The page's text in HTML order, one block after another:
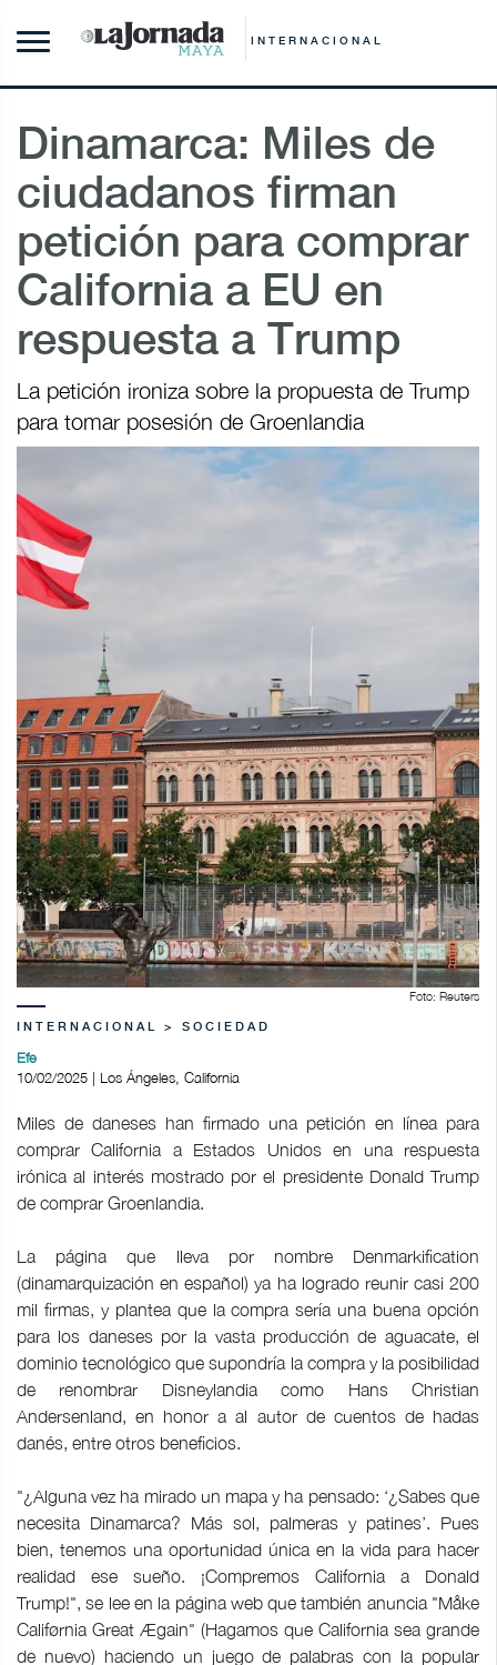
INTERNACIONAL
Dinamarca: Miles de
ciudadanos firman
petición para comprar
California a EU en
respuesta a Trump
La petición ironiza sobre la propuesta de Trump
para tomar posesión de Groenlandia
Foto: Reuters
INTERNACIONAL > SOCIEDAD
Efe
10/02/2025 | Los Ángeles, California
Miles de daneses han firmado una petición en línea para
comprar California a Estados Unidos en una respuesta
irónica al interés mostrado por el presidente Donald Trump
de comprar Groenlandia.
La página que lleva por nombre Denmarkification
(dinamarquización en español) ya ha logrado reunir casi 200
mil firmas, y plantea que la compra sería una buena opción
para los daneses por la vasta producción de aguacate, el
dominio tecnológico que supondría la compra y la posibilidad
de renombrar Disneylandia como Hans Christian
Andersenland, en honor a al autor de cuentos de hadas
danés, entre otros beneficios.
"¿Alguna vez ha mirado un mapa y ha pensado: ‘¿Sabes que
necesita Dinamarca? Más sol, palmeras y patines’. Pues
bien, tenemos una oportunidad única en la vida para hacer
realidad ese sueño. ¡Compremos California a Donald
Trump!", se lee en la página web que también anuncia "Måke
Califørnia Great Ægain" (Hagamos que California sea grande
de nuevo) haciendo un juego de palabras con la popular